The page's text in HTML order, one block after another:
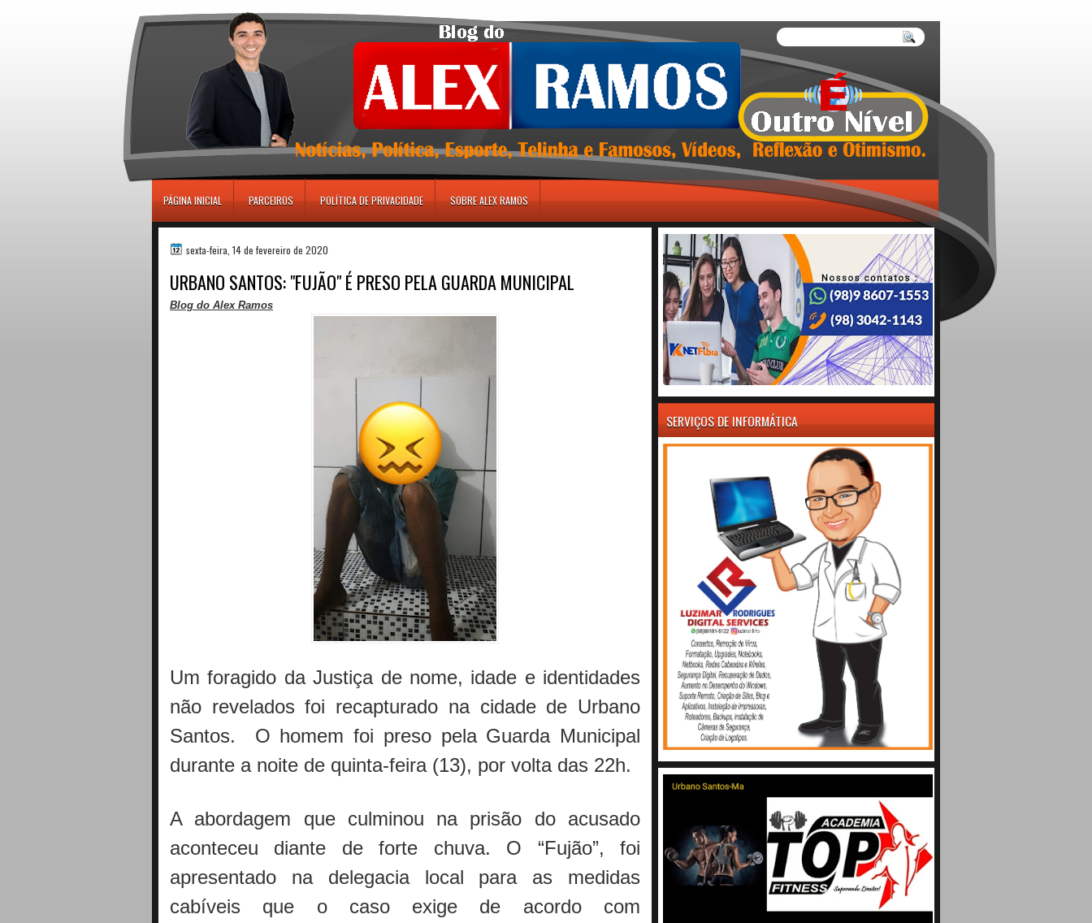
PÁGINA INICIAL PARCEIROS POLÍTICA DE PRIVACIDADE SOBRE ALEX RAMOS
sexta-feira, 14 de fevereiro de 2020
URBANO SANTOS: "FUJÃO" É PRESO PELA GUARDA MUNICIPAL
Blog do Alex Ramos
Um foragido da Justiça de nome, idade e identidades
não revelados foi recapturado na cidade de Urbano
Santos. O homem foi preso pela Guarda Municipal
durante a noite de quinta-feira (13), por volta das 22h.
A abordagem que culminou na prisão do acusado
aconteceu diante de forte chuva. O “Fujão”, foi
apresentado na delegacia local para as medidas
cabíveis que o caso exige de acordo com
SERVIÇOS DE INFORMÁTICA